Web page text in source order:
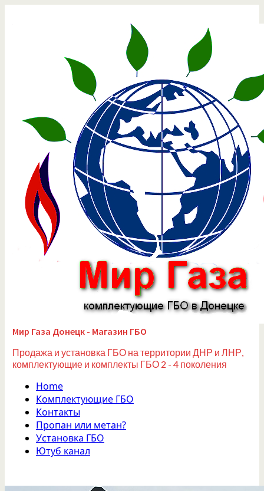
Мир Газа Донецк - Магазин ГБО
Продажа и установка ГБО на территории ДНР и ЛНР,
комплектующие и комплекты ГБО 2 - 4 поколения
Home
Комплектующие ГБО
Контакты
Пропан или метан?
Установка ГБО
Ютуб канал